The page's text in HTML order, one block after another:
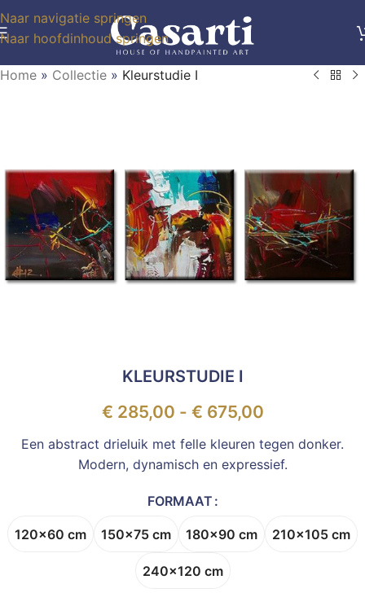
Naar navigatie springen
Naar hoofdinhoud springen
Home » Collectie » Kleurstudie I
KLEURSTUDIE I
€ 285,00 - € 675,00
Een abstract drieluik met felle kleuren tegen donker.
Modern, dynamisch en expressief.
FORMAAT
120x60 cm 150x75 cm 180x90 cm 210x105 cm
240x120 cm